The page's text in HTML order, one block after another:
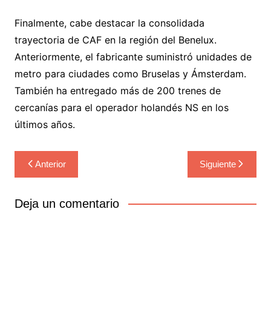
Finalmente, cabe destacar la consolidada
trayectoria de CAF en la región del Benelux.
Anteriormente, el fabricante suministró unidades de
metro para ciudades como Bruselas y Ámsterdam.
También ha entregado más de 200 trenes de
cercanías para el operador holandés NS en los
últimos años.
Navegación
de
entradas
Anterior Siguiente
Deja un comentario